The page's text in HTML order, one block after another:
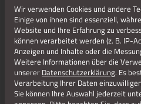
Wir verwenden Cookies und andere
Einige von ihnen sind essenziell,
Website und Ihre Erfahrung zu
können verarbeitet werden (z. B. IP-
Anzeigen und Inhalte oder die
Weitere Informationen über die
unserer Datenschutzerklärung. Es
Verarbeitung Ihrer Daten
Sie können Ihre Auswahl jederzeit